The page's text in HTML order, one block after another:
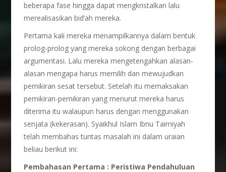
beberapa fase hingga dapat mengkristalkan lalu
merealisasikan bid’ah mereka.
Pertama kali mereka menampilkannya dalam bentuk
prolog-prolog yang mereka sokong dengan berbagai
argumentasi. Lalu mereka mengetengahkan alasan-
alasan mengapa harus memilih dan mewujudkan
pemikiran sesat tersebut. Setelah itu memaksakan
pemikiran-pemikiran yang menurut mereka harus
diterima itu walaupun harus dengan menggunakan
senjata (kekerasan). Syaikhul Islam Ibnu Taimiyah
telah membahas tuntas masalah ini dalam uraian
beliau berikut ini:
Pembahasan Pertama : Peristiwa Pendahuluan